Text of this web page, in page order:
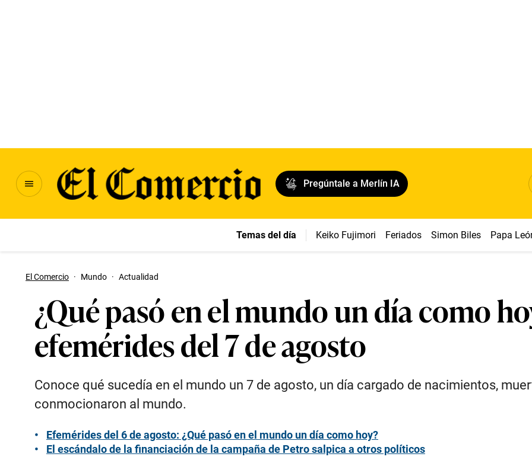
Pregúntale a Merlín IA
Temas del día Keiko Fujimori Feriados Simon Biles Papa
El Comercio · Mundo · Actualidad
¿Qué pasó en el mundo un día como
efemérides del 7 de agosto
Conoce qué sucedía en el mundo un 7 de agosto, un día cargado de nacimientos,
conmocionaron al mundo.
Efemérides del 6 de agosto: ¿Qué pasó en el mundo un día como hoy?
El escándalo de la financiación de la campaña de Petro salpica a otros políticos